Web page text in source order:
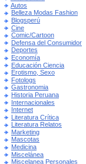
Autos
Belleza Modas Fashion
Blogsperú
Cine
Comic/Cartoon
Defensa del Consumidor
Deportes
Economía
Educación Ciencia
Erotismo, Sexo
Fotologs
Gastronomia
Historia Peruana
Internacionales
Internet
Literatura Crítica
Literatura Relatos
Marketing
Mascotas
Medicina
Miscelánea
Miscelanea Personales